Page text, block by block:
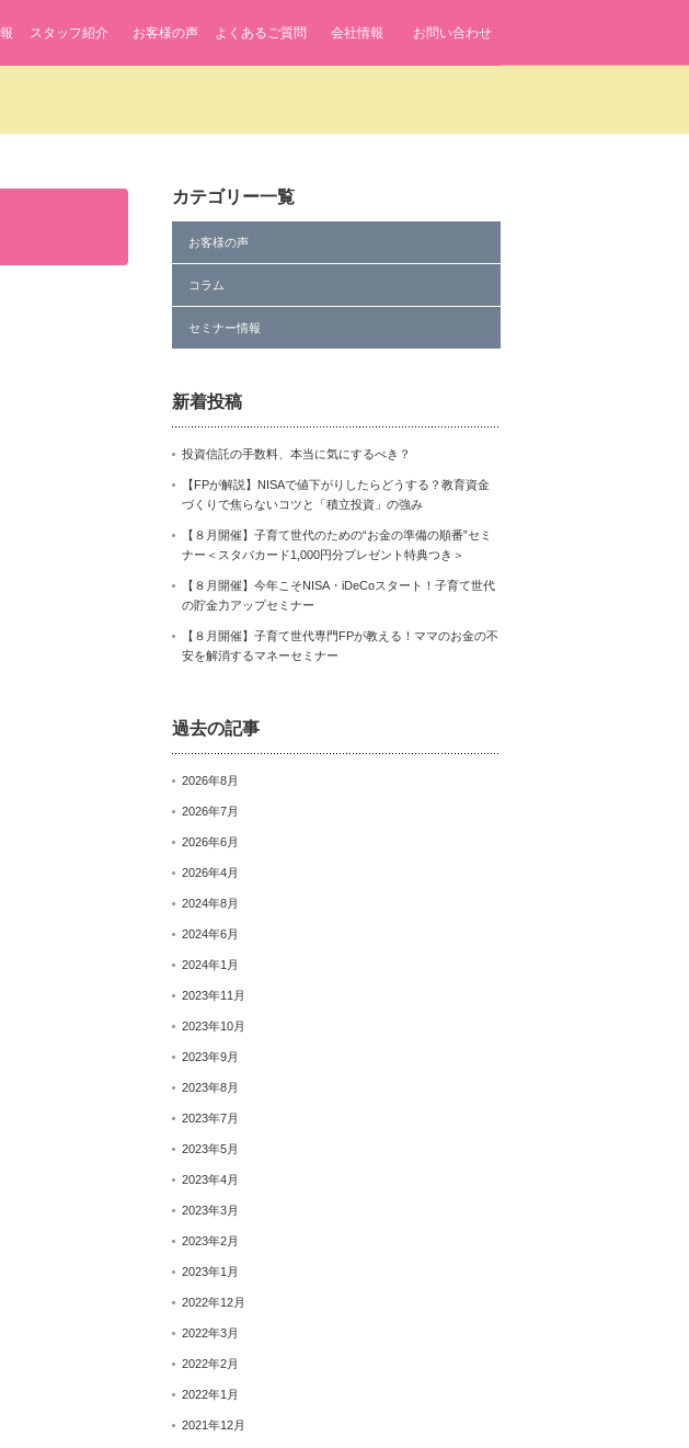
スタッフ紹介 お客様の声 よくあるご質問 会社情報 お問い合わせ
wp-content/themes/lifenavi/single.php
カテゴリー一覧
お客様の声
コラム
セミナー情報
新着投稿
投資信託の手数料、本当に気にするべき？
【FPが解説】NISAで値下がりしたらどうする？教育資金
づくりで焦らないコツと「積立投資」の強み
【８月開催】子育て世代のための“お金の準備の順番”セミ
ナー＜スタバカード1,000円分プレゼント特典つき＞
【８月開催】今年こそNISA・iDeCoスタート！子育て世代
の貯金力アップセミナー
【８月開催】子育て世代専門FPが教える！ママのお金の不
安を解消するマネーセミナー
過去の記事
2026年8月
2026年7月
2026年6月
2026年4月
2024年8月
2024年6月
2024年1月
2023年11月
2023年10月
2023年9月
2023年8月
2023年7月
2023年5月
2023年4月
2023年3月
2023年2月
2023年1月
2022年12月
2022年3月
2022年2月
2022年1月
2021年12月